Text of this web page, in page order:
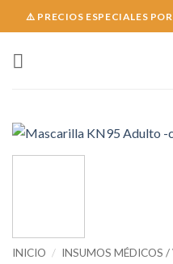
to
⚠️ PRECIOS ESPECIALES
INICIO / INSUMOS MÉDICOS /